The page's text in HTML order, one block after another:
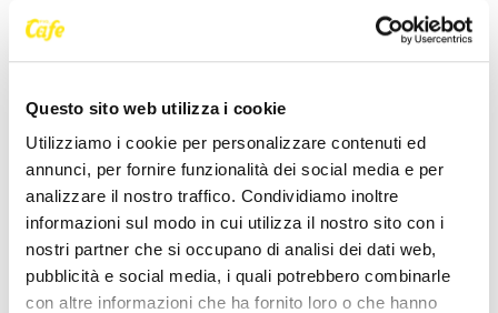
Questo sito web utilizza i cookie
Utilizziamo i cookie per personalizzare contenuti ed
annunci, per fornire funzionalità dei social media e per
analizzare il nostro traffico. Condividiamo inoltre
informazioni sul modo in cui utilizza il nostro sito con i
nostri partner che si occupano di analisi dei dati web,
pubblicità e social media, i quali potrebbero combinarle
con altre informazioni che ha fornito loro o che hanno
Oltre al personale debitamente formato e ai Reparti
dedicati, il primo sportello di ascolto per le vittime
“porte della speranza”, capillarmente diffuse sul
territorio e in grado di assicurare interventi
tempestivi.
Tra le iniziative di maggiore rilievo, il progetto “Una
stanza tutta per sé”, avviato nel 2015 in
collaborazione con Soroptimist International
d’Italia, ha consentito l’allestimento di 211 stanze